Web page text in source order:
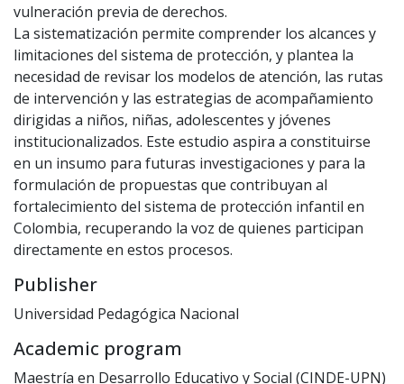
vulneración previa de derechos.
La sistematización permite comprender los alcances y
limitaciones del sistema de protección, y plantea la
necesidad de revisar los modelos de atención, las rutas
de intervención y las estrategias de acompañamiento
dirigidas a niños, niñas, adolescentes y jóvenes
institucionalizados. Este estudio aspira a constituirse
en un insumo para futuras investigaciones y para la
formulación de propuestas que contribuyan al
fortalecimiento del sistema de protección infantil en
Colombia, recuperando la voz de quienes participan
directamente en estos procesos.
Publisher
Universidad Pedagógica Nacional
Academic program
Maestría en Desarrollo Educativo y Social (CINDE-UPN)